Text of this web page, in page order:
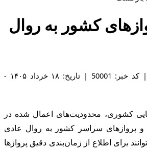
کشور به روال
| کد خبر: 50001 | تاریخ: ۱۸ خرداد ۱۴۰۵ -
کشوری، محدودیت‌های اعمال شده در
پروازهای سراسر کشور به روال عادی
برای اطلاع از زمان‌بندی دقیق پروازها